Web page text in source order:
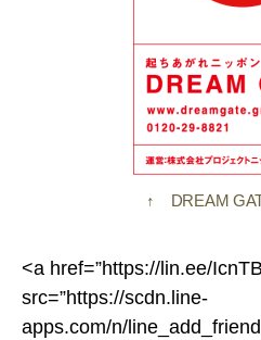
↑ DREAM
<a href=”https://lin.ee/
src=”https://scdn.line-
apps.com/n/